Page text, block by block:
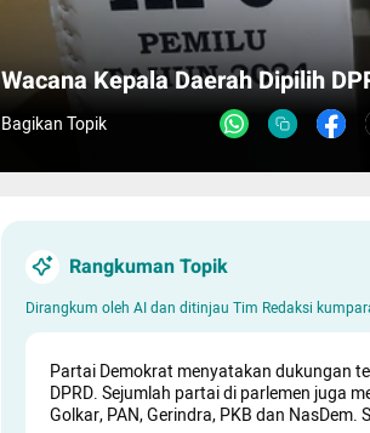
Wacana Kepala Daerah Dipilih
Bagikan Topik
Rangkuman Topik
Dirangkum oleh AI dan ditinjau Tim Redaksi
Partai Demokrat menyatakan dukungan
DPRD. Sejumlah partai di parlemen juga
Golkar, PAN, Gerindra, PKB dan